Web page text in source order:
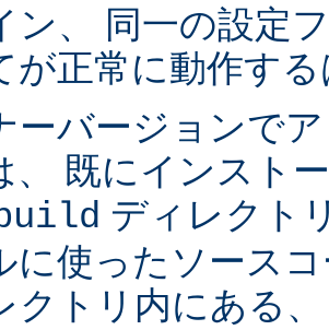
ン、 同一の設定
が正常に動作す
ーバージョンで
、 既にインスト
ディレクト
に使ったソース
クトリ内にある